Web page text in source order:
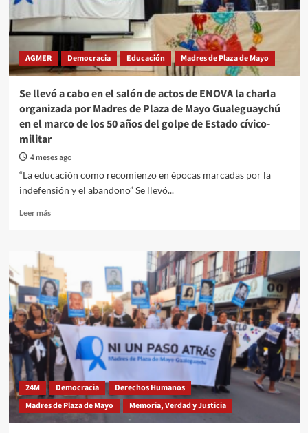
AGMER Democracia Educación Madres de Plaza de Mayo
Se llevó a cabo en el salón de actos de ENOVA la charla
organizada por Madres de Plaza de Mayo Gualeguaychú
en el marco de los 50 años del golpe de Estado cívico-
militar
4 meses ago
“La educación como recomienzo en épocas marcadas por la
indefensión y el abandono” Se llevó...
Leer másRead
llevó
a
cabo
en
el
salón
de
actos
de
ENOVA
la
charla
24M Democracia
Derechos Humanos
Madres de Plaza de Mayo
Memoria, Verdad y Justicia